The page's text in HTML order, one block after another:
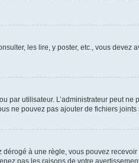
les lire, y poster, etc., vous
par utilisateur. L’administrateur peut
ne pouvez pas ajouter de fichiers joints
à une règle, vous pouvez
pas les raisons de votre